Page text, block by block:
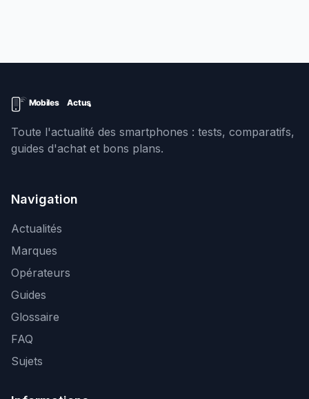
Toute l'actualité des smartphones : tests, comparatifs,
guides d'achat et bons plans.
Navigation
Actualités
Marques
Opérateurs
Guides
Glossaire
FAQ
Sujets